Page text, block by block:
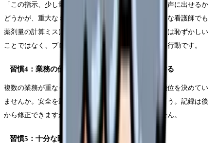
「この指示、少し量が多くないか？」と感じたときに声に出せるか
どうかが、重大なミスを防ぐ分かれ道です。経験豊富な看護師でも
薬剤量の計算ミスはあり得ます。疑問を口にすることは恥ずかしい
ことではなく、プロフェッショナルとしての責任ある行動です。
習慣4：業務の優先順位を「安全」基準で判断する
複数の業務が重なったとき、「早さ」を基準に優先順位を決めてい
ませんか。安全を最優先にする判断基準を持ちましょう。記録は後
から修正できますが、投薬ミスは取り返しがつきません。
習慣5：十分な睡眠を確保する